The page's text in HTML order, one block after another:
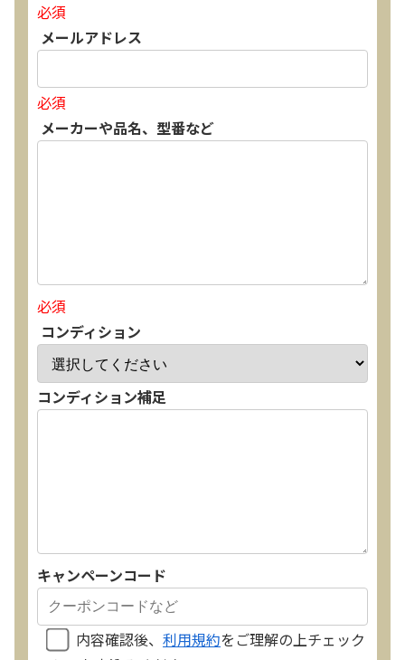
必須
メールアドレス
必須
メーカーや品名、型番など
必須
コンディション
コンディション補足
キャンペーンコード
内容確認後、 利用規約をご理解の上チェック